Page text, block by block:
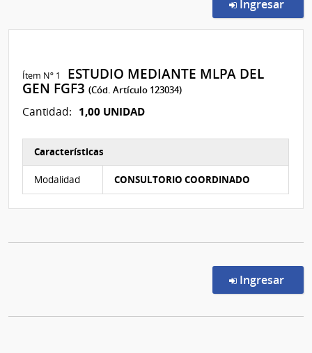
Ingresar
Ítem Nº 1
ESTUDIO MEDIANTE MLPA DEL
GEN FGF3(Cód. Artículo 123034)
Cantidad: 1,00 UNIDAD
Características
Modalidad CONSULTORIO COORDINADO
Ingresar